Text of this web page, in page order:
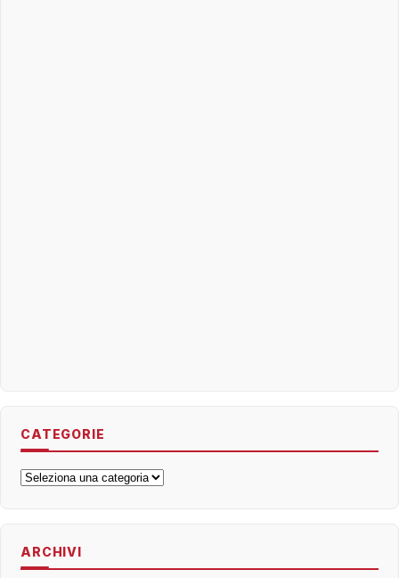
CATEGORIE
Categorie
ARCHIVI